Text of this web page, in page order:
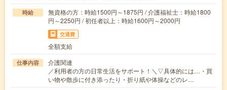
時給
無資格の方：時給1500円～1875円 / 介護福祉士：時給1800
円～2250円 / 初任者以上：時給1600円～2000円
交通費
全額支給
仕事内容
介護関連
／利用者の方の日常生活をサポート！＼▽具体的には…・買
い物や散歩に付き添ったり・折り紙や体操などのレ…